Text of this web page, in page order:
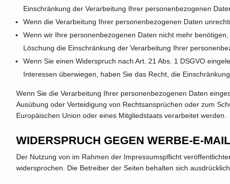
Einschränkung der Verarbeitung Ihrer personenbezogenen
Wenn die Verarbeitung Ihrer personenbezogenen Daten
Wenn wir Ihre personenbezogenen Daten nicht mehr
Löschung die Einschränkung der Verarbeitung Ihrer
Wenn Sie einen Widerspruch nach Art. 21 Abs. 1 DSGVO
Interessen überwiegen, haben Sie das Recht, die
Wenn Sie die Verarbeitung Ihrer personenbezogenen Daten
Ausübung oder Verteidigung von Rechtsansprüchen oder zum
Europäischen Union oder eines Mitgliedstaats verarbeitet werden.
WIDERSPRUCH GEGEN WERBE-E-
Der Nutzung von im Rahmen der Impressumspflicht
widersprochen. Die Betreiber der Seiten behalten sich